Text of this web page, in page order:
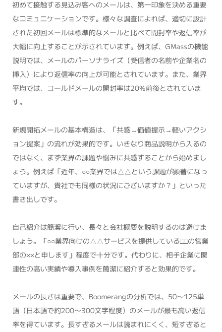
初めて接触する見込み客へのメールは、第一印象を決める重要
なコミュニケーションです。様々な調査によれば、適切に設計
された初回メールは標準的なメールと比べて開封率や返信率が
大幅に向上することが示されています。例えば、GMassの機能
説明では、メールのパーソナライズ（受信者の名前や企業名の
挿入）により返信率の向上が可能とされています。また、業界
平均では、コールドメールの開封率は20%前後とされていま
す。
新規開拓メールの基本構造は、「共感→価値提示→軽いアクシ
ョン提案」の流れが効果的です。いきなり商品説明から入るの
ではなく、まず業界の課題や悩みに共感することから始めまし
ょう。例えば「近年、○○業界では△△という課題が顕著になっ
ていますが、貴社でも同様の状況にございますか？」といった
書き出しです。
自己紹介は簡潔に行い、長々と会社概要を説明するのは避けま
しょう。「○○業界向けの△△サービスを提供している□□の営業
部の××と申します」程度で十分です。代わりに、相手企業に関
連性の高い実績や導入事例を簡潔に紹介すると効果的です。
メールの長さは重要で、Boomerangの分析では、50〜125単
語（日本語で約200〜300文字程度）のメールが最も高い返信
率を得ています。長すぎるメールは読まれにくく、短すぎると